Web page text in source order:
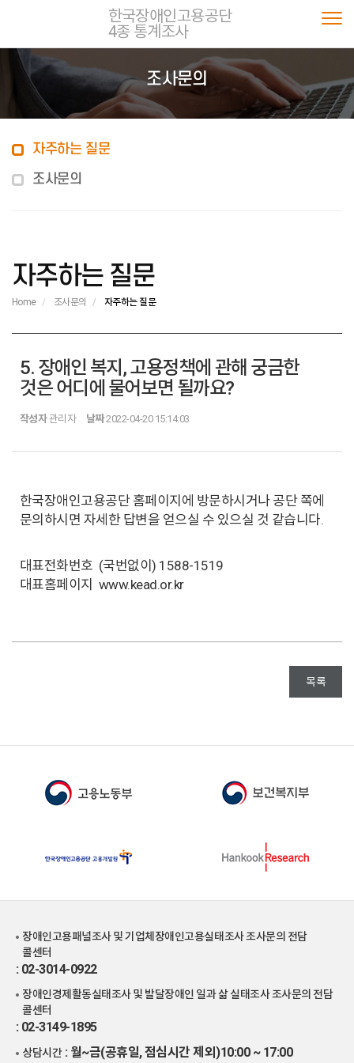
한국장애인고용공단
4종 통계조사
조사문의
자주하는 질문
조사문의
자주하는 질문
Home 조사문의 자주하는 질문
5. 장애인 복지, 고용정책에 관해 궁금한
것은 어디에 물어보면 될까요?
작성자관리자 날짜2022-04-20 15:14:03
한국장애인고용공단 홈페이지에 방문하시거나 공단 쪽에
문의하시면 자세한 답변을 얻으실 수 있으실 것 같습니다.
대표전화번호 (국번없이) 1588-1519
대표홈페이지 www.kead.or.kr
목록
장애인고용패널조사 및 기업체장애인고용실태조사 조사문의 전담
콜센터
: 02-3014-0922
장애인경제활동실태조사 및 발달장애인 일과 삶 실태조사 조사문의 전담
콜센터
: 02-3149-1895
상담시간 : 월~금(공휴일, 점심시간 제외)10:00 ~ 17:00